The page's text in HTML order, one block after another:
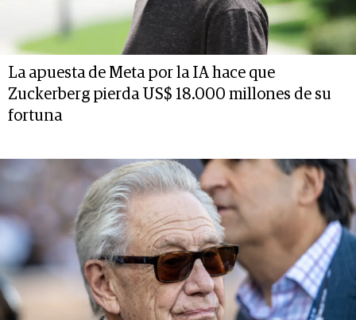
La apuesta de Meta por la IA hace que
Zuckerberg pierda US$ 18.000 millones de su
fortuna